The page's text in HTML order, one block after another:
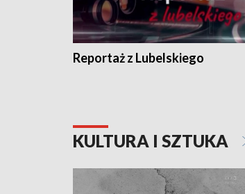
Reportaż z Lubelskiego
KULTURA I SZTUKA